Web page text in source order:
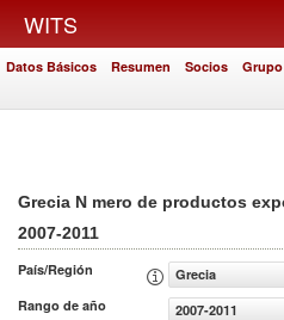
WITS
Datos Básicos Resumen Socios
Grecia N mero de productos
2007-2011
País/Región
Grecia
Rango de año
2007-2011